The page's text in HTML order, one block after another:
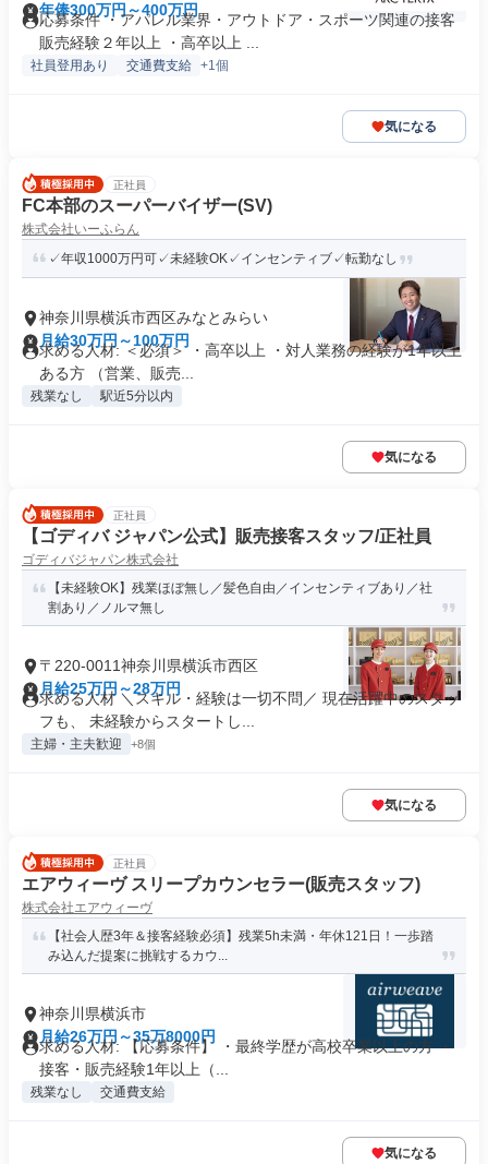
年俸300万円～400万円
応募条件 ・アパレル業界・アウトドア・スポーツ関連の接客
販売経験２年以上 ・高卒以上 ...
社員登用あり 交通費支給 +1個
気になる
正社員
FC本部のスーパーバイザー(SV)
株式会社いーふらん
✓年収1000万円可✓未経験OK✓インセンティブ✓転勤なし
神奈川県横浜市西区みなとみらい
月給30万円～100万円
求める人材: ＜必須＞ ・高卒以上 ・対人業務の経験が1年以上
ある方 （営業、販売...
残業なし 駅近5分以内
気になる
正社員
【ゴディバ ジャパン公式】販売接客スタッフ/正社員
ゴディバジャパン株式会社
【未経験OK】残業ほぼ無し／髪色自由／インセンティブあり／社
割あり／ノルマ無し
〒220-0011神奈川県横浜市西区
月給25万円～28万円
求める人材 ＼スキル・経験は一切不問／ 現在活躍中のスタッ
フも、 未経験からスタートし...
主婦・主夫歓迎 +8個
気になる
正社員
エアウィーヴ スリープカウンセラー(販売スタッフ)
株式会社エアウィーヴ
【社会人歴3年＆接客経験必須】残業5h未満・年休121日！一歩踏
み込んだ提案に挑戦するカウ...
神奈川県横浜市
月給26万円～35万8000円
求める人材: 【応募条件】 ・最終学歴が高校卒業以上の方 ・
接客・販売経験1年以上（...
残業なし 交通費支給
気になる